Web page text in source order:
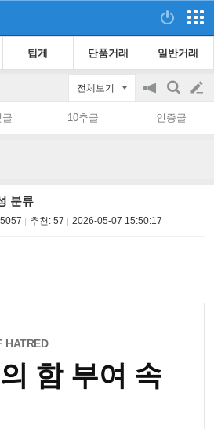
팁게 단품거래 일반거래
전체보기
공
on/off
검
색
글
쓰
글 10추글 인증글
분류
추천: 57 2026-05-07 15:50:17
HATRED
함 부여 속